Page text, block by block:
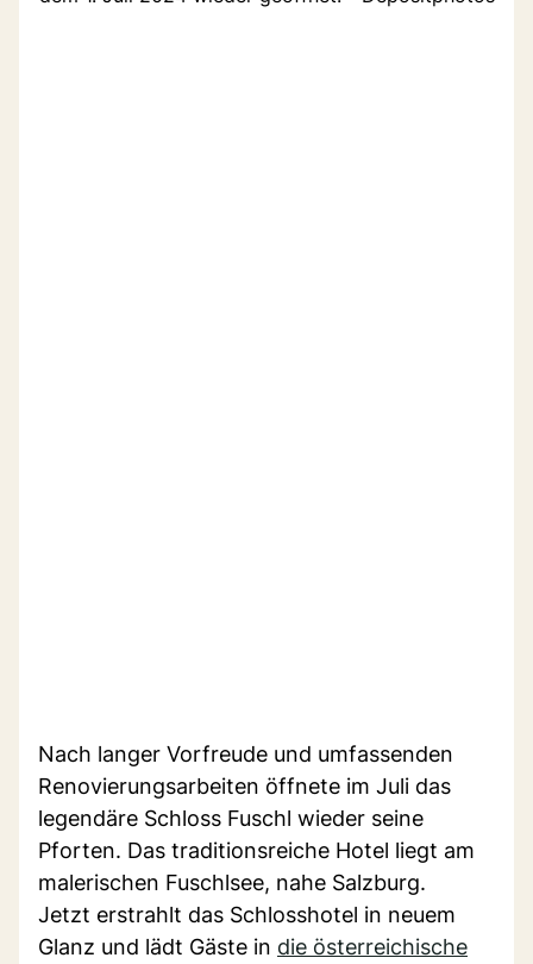
Nach langer Vorfreude und umfassenden
Renovierungsarbeiten öffnete im Juli das
legendäre Schloss Fuschl wieder seine
Pforten. Das traditionsreiche Hotel liegt am
malerischen Fuschlsee, nahe Salzburg.
Jetzt erstrahlt das Schlosshotel in neuem
Glanz und lädt Gäste in die österreichische